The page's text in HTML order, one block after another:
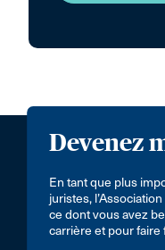
Devenez
En tant que plus
juristes,
ce dont vous avez
carrière et pour faire